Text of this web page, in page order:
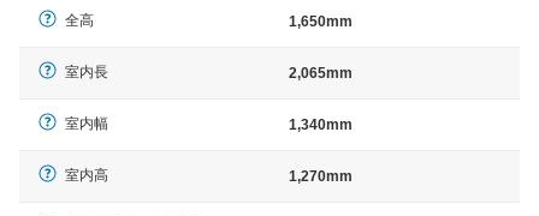
全高 1,650mm
室内長 2,065mm
室内幅 1,340mm
室内高 1,270mm